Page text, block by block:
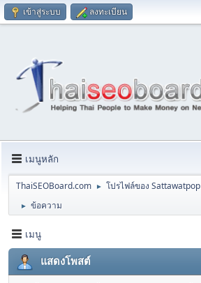
เข้าสู่ระบบ ลงทะเบียน
เมนูหลัก
ThaiSEOBoard.com ► โปรไฟล์ของ Sattawatpop
► ข้อความ
เมนู
แสดงโพสต์